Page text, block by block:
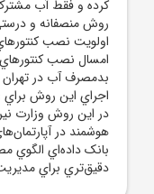
کرده و فقط آب
روش منصفانه و
اولويت نصب
امسال نصب
بدمصرف آب در تهران
اجراي اين روش براي
در اين روش وزارت
هوشمند در
بانک داده‌اي
دقيق‌تري براي